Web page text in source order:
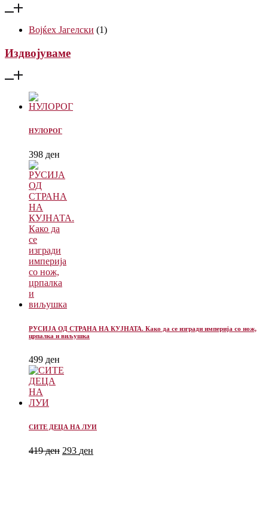
Војќех Јагелcки (1)
Издвојуваме
НУЛОРОГ
398 ден
РУСИЈА ОД СТРАНА НА КУЈНАТА. Како да се изгради империја со нож,
црпалка и виљушка
499 ден
СИТЕ ДЕЦА НА ЛУИ
419ден 293 ден